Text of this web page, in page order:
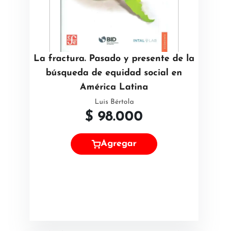
La fractura. Pasado y presente de la
búsqueda de equidad social en
América Latina
Luis Bértola
$ 98.000
Agregar